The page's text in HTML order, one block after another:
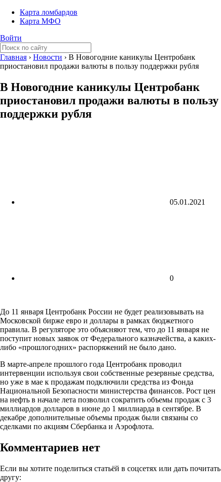
Карта ломбардов
Карта МФО
Войти
Главная › Новости › В Новогодние каникулы Центробанк
приостановил продажи валюты в пользу поддержки рубля
В Новогодние каникулы Центробанк
приостановил продажи валюты в пользу
поддержки рубля
05.01.2021
0
До 11 января Центробанк России не будет реализовывать на
Московской бирже евро и доллары в рамках бюджетного
правила. В регуляторе это объясняют тем, что до 11 января не
поступит новых заявок от Федерального казначейства, а каких-
либо «прошлогодних» распоряжений не было дано.
В марте-апреле прошлого года Центробанк проводил
интервенции используя свои собственные резервные средства,
но уже в мае к продажам подключили средства из Фонда
Национальной Безопасности министерства финансов. Рост цен
на нефть в начале лета позволил сократить объемы продаж с 3
миллиардов долларов в июне до 1 миллиарда в сентябре. В
декабре дополнительные объемы продаж были связаны со
сделками по акциям Сбербанка и Аэрофлота.
Комментариев нет
Если вы хотите поделиться статьёй в соцсетях или дать почитать
другу: